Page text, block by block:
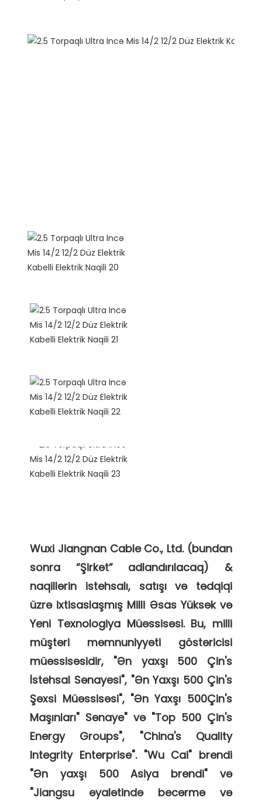
Wuxi Jiangnan Cable Co., Ltd. (bundan
sonra “Şirkət” adlandırılacaq) &
naqillərin istehsalı, satışı və tədqiqi
üzrə ixtisaslaşmış Milli Əsas Yüksək və
Yeni Texnologiya Müəssisəsi. Bu, milli
müştəri məmnuniyyəti göstəricisi
müəssisəsidir, "Ən yaxşı 500 Çin's
İstehsal Sənayesi", "Ən Yaxşı 500 Çin's
Şəxsi Müəssisəsi", "Ən Yaxşı 500Çin's
Maşınları" Sənaye" və "Top 500 Çin's
Energy Groups", "China's Quality
Integrity Enterprise". "Wu Cai" brendi
"Ən yaxşı 500 Asiya brendi" və
"Jiangsu əyalətində becərmə və